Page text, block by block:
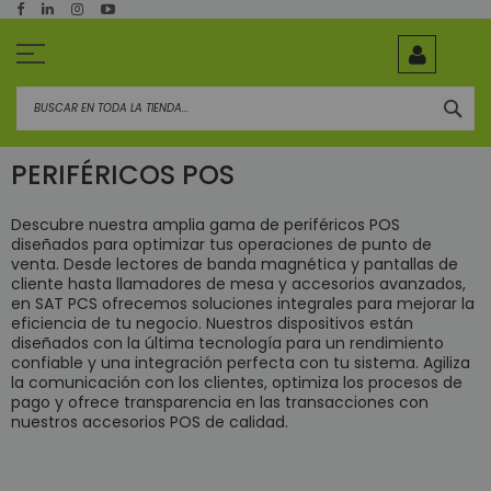
al
PERIFÉRICOS POS
Descubre nuestra amplia gama de periféricos POS
diseñados para optimizar tus operaciones de punto de
venta. Desde lectores de banda magnética y pantallas de
cliente hasta llamadores de mesa y accesorios avanzados,
en SAT PCS ofrecemos soluciones integrales para mejorar la
eficiencia de tu negocio. Nuestros dispositivos están
diseñados con la última tecnología para un rendimiento
confiable y una integración perfecta con tu sistema. Agiliza
la comunicación con los clientes, optimiza los procesos de
pago y ofrece transparencia en las transacciones con
nuestros accesorios POS de calidad.